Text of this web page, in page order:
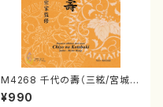
M4268 千代の壽（三絃/宮城道
雄著・宮城宗家監修/三絃楽譜）
¥990